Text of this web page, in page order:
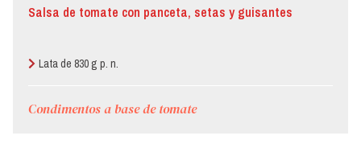
Salsa de tomate con panceta, setas y guisantes
Lata de 830 g p. n.
Condimentos a base de tomate